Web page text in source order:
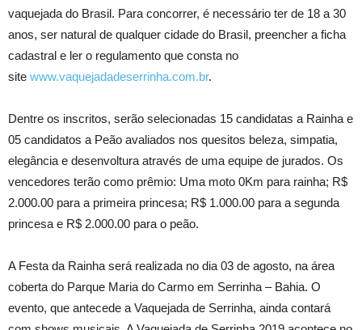
vaquejada do Brasil. Para concorrer, é necessário ter de 18 a 30
anos, ser natural de qualquer cidade do Brasil, preencher a ficha
cadastral e ler o regulamento que consta no
site www.vaquejadadeserrinha.com.br.
Dentre os inscritos, serão selecionadas 15 candidatas a Rainha e
05 candidatos a Peão avaliados nos quesitos beleza, simpatia,
elegância e desenvoltura através de uma equipe de jurados. Os
vencedores terão como prêmio: Uma moto 0Km para rainha; R$
2.000.00 para a primeira princesa; R$ 1.000.00 para a segunda
princesa e R$ 2.000.00 para o peão.
A Festa da Rainha será realizada no dia 03 de agosto, na área
coberta do Parque Maria do Carmo em Serrinha – Bahia. O
evento, que antecede a Vaquejada de Serrinha, ainda contará